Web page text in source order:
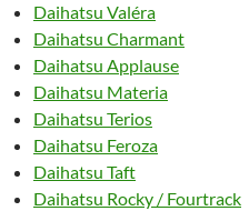
Daihatsu Valéra
Daihatsu Charmant
Daihatsu Applause
Daihatsu Materia
Daihatsu Terios
Daihatsu Feroza
Daihatsu Taft
Daihatsu Rocky / Fourtrack